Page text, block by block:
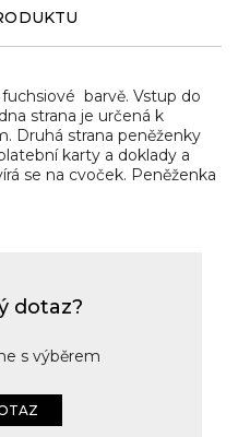
ové barvě. Vstup do
strana je určená k
Druhá strana peněženky
karty a doklady a
se na cvoček. Peněženka
dotaz?
s výběrem